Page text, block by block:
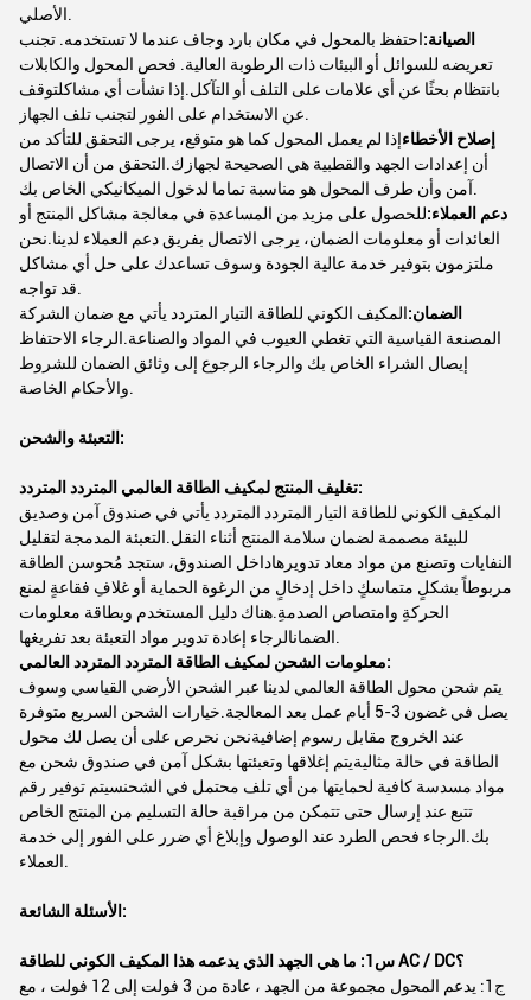
الأصلي.
الصيانة:احتفظ بالمحول في مكان بارد وجاف عندما لا تستخدمه. تجنب
تعريضه للسوائل أو البيئات ذات الرطوبة العالية. فحص المحول والكابلات
بانتظام بحثًا عن أي علامات على التلف أو التآكل.إذا نشأت أي مشاكلتوقف
عن الاستخدام على الفور لتجنب تلف الجهاز.
إصلاح الأخطاءإذا لم يعمل المحول كما هو متوقع، يرجى التحقق للتأكد من
أن إعدادات الجهد والقطبية هي الصحيحة لجهازك.التحقق من أن الاتصال
آمن وأن طرف المحول هو مناسبة تماما لدخول الميكانيكي الخاص بك.
دعم العملاء:للحصول على مزيد من المساعدة في معالجة مشاكل المنتج أو
العائدات أو معلومات الضمان، يرجى الاتصال بفريق دعم العملاء لدينا.نحن
ملتزمون بتوفير خدمة عالية الجودة وسوف تساعدك على حل أي مشاكل
قد تواجه.
الضمان:المكيف الكوني للطاقة التيار المتردد يأتي مع ضمان الشركة
المصنعة القياسية التي تغطي العيوب في المواد والصناعة.الرجاء الاحتفاظ
إيصال الشراء الخاص بك والرجاء الرجوع إلى وثائق الضمان للشروط
والأحكام الخاصة.
التعبئة والشحن:
تغليف المنتج لمكيف الطاقة العالمي المتردد المتردد:
المكيف الكوني للطاقة التيار المتردد المتردد يأتي في صندوق آمن وصديق
للبيئة مصممة لضمان سلامة المنتج أثناء النقل.التعبئة المدمجة لتقليل
النفايات وتصنع من مواد معاد تدويرهاداخل الصندوق، ستجد مُحوسن الطاقة
مربوطاً بشكلٍ متماسكٍ داخل إدخالٍ من الرغوة الحماية أو غلافِ فقاعةٍ لمنع
الحركةِ وامتصاص الصدمةِ.هناك دليل المستخدم وبطاقة معلومات
الضمانالرجاء إعادة تدوير مواد التعبئة بعد تفريغها.
معلومات الشحن لمكيف الطاقة المتردد المتردد العالمي:
يتم شحن محول الطاقة العالمي لدينا عبر الشحن الأرضي القياسي وسوف
يصل في غضون 3-5 أيام عمل بعد المعالجة.خيارات الشحن السريع متوفرة
عند الخروج مقابل رسوم إضافيةنحن نحرص على أن يصل لك محول
الطاقة في حالة مثاليةيتم إغلاقها وتعبئتها بشكل آمن في صندوق شحن مع
مواد مسدسة كافية لحمايتها من أي تلف محتمل في الشحنسيتم توفير رقم
تتبع عند إرسال حتى تتمكن من مراقبة حالة التسليم من المنتج الخاص
بك.الرجاء فحص الطرد عند الوصول وإبلاغ أي ضرر على الفور إلى خدمة
العملاء.
الأسئلة الشائعة:
س1: ما هي الجهد الذي يدعمه هذا المكيف الكوني للطاقة AC / DC؟
ج1: يدعم المحول مجموعة من الجهد ، عادة من 3 فولت إلى 12 فولت ، مع